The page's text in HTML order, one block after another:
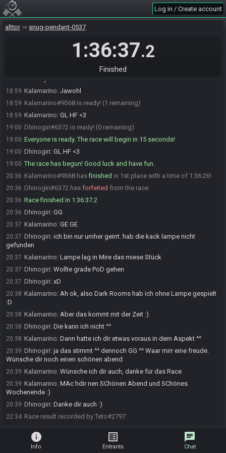
Log in / Create account
alttpr snug-pendant-0537
1:36:37.2
Finished
18:51
18:51 SahasrahBot:Seed has been generated, you should have received
a DM in Discord. Please contact a Tournament Moderator if you haven't
Ich wünsche dir schon mal GL und HF :D
Wünsche ich dir auch! GL HF
also ich bin ready wenn du es bist. Würde dann Punkt 20
18:59 Kalamarino: Jawohl
18:59 Kalamarino#9368 is ready! (1 remaining)
18:59 Kalamarino: GL HF <3
19:00 Dhinogiri#6372 is ready! (0 remaining)
19:00 Everyone is ready. The race will begin in 15 seconds!
19:00 Dhinogiri: GL HF <3
19:00 The race has begun! Good luck and have fun.
20:36 Kalamarino#9368 hasfinished in 1st place with a time of 1:36:26!
20:36 Dhinogiri#6372 has forfeited from the race.
20:36 Race finished in 1:36:37.2
20:36 Dhinogiri: GG
20:37 Kalamarino: GE GE
20:37 Dhinogiri: ich bin nur umher geirrt. hab die kack lampe nicht
gefunden
20:37 Kalamarino: Lampe lag in Mire das miese Stück
20:37 Dhinogiri: Wollte grade PoD gehen
20:37 Dhinogiri: xD
20:38 Kalamarino: Ah ok, also Dark Rooms hab ich ohne Lampe gespielt
:D
20:38 Kalamarino: Aber das kommt mit der Zeit :)
20:38 Dhinogiri: Die kann ich nicht ^^
20:38 Kalamarino: Dann hatte ich dir etwas voraus in dem Aspekt ^^
20:39 Dhinogiri: ja das stimmt ^^ dennoch GG ^^ Waar mirr eine freude.
Wünsche dir noch einen schönen abend
20:39 Kalamarino: Wünsche ich dir auch, danke für das Race
20:39 Kalamarino: MAc hdir nen SChönen Abend und SChönes
Wochenende :)
20:39 Dhinogiri: Danke dir auch :)
22:34 Race result recorded by Teto#2797
info
Info
list_alt
Entrants
chat
Chat